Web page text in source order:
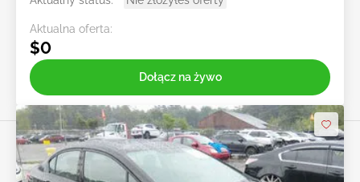
Aktualna oferta:
$0
Dołącz na żywo